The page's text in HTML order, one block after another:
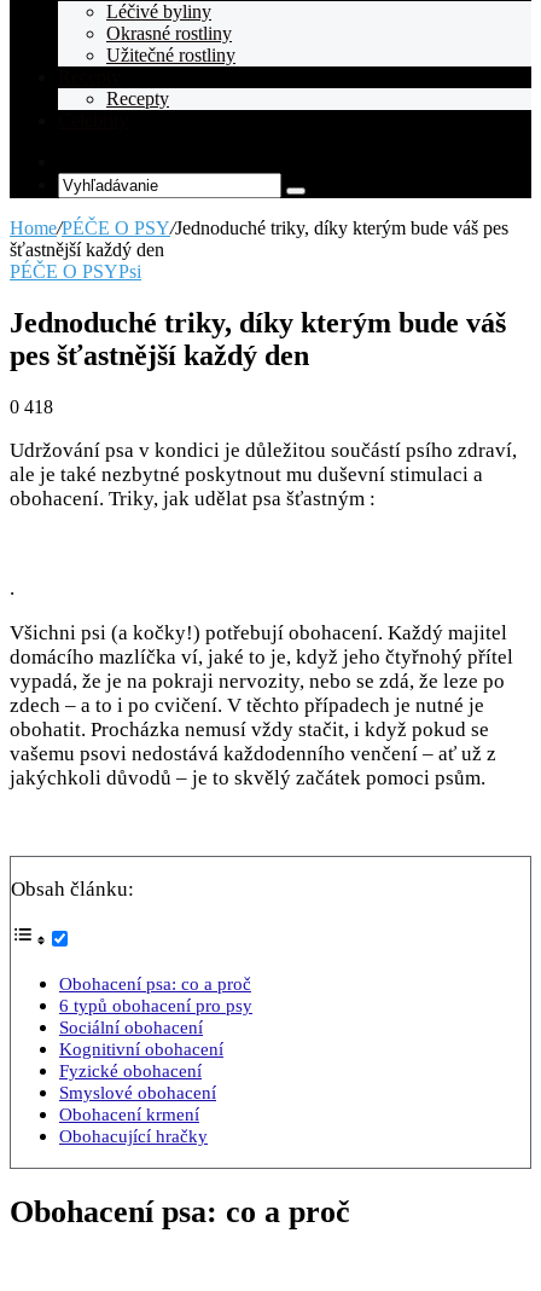
Léčivé byliny
Okrasné rostliny
Užitečné rostliny
Recepty
Article
Vyhľadávanie
Home/PÉČE O PSY/Jednoduché triky, díky kterým bude váš pes
šťastnější každý den
PÉČE O PSYPsi
Jednoduché triky, díky kterým bude váš
pes šťastnější každý den
0 418
Udržování psa v kondici je důležitou součástí psího zdraví,
ale je také nezbytné poskytnout mu duševní stimulaci a
obohacení. Triky, jak udělat psa šťastným :
.
Všichni psi (a kočky!) potřebují obohacení. Každý majitel
domácího mazlíčka ví, jaké to je, když jeho čtyřnohý přítel
vypadá, že je na pokraji nervozity, nebo se zdá, že leze po
zdech – a to i po cvičení. V těchto případech je nutné je
obohatit. Procházka nemusí vždy stačit, i když pokud se
vašemu psovi nedostává každodenního venčení – ať už z
jakýchkoli důvodů – je to skvělý začátek pomoci psům.
Obsah článku:
Obohacení psa: co a proč
6 typů obohacení pro psy
Sociální obohacení
Kognitivní obohacení
Fyzické obohacení
Smyslové obohacení
Obohacení krmení
Obohacující hračky
Obohacení psa: co a proč